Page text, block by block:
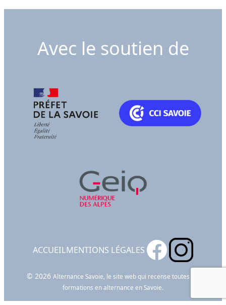
Avec le soutien de
ACCUEILMENTIONS LÉGALES
© 2026 Alternance Savoie, le site web qui recense toutes les
formations en alternance en Savoie.